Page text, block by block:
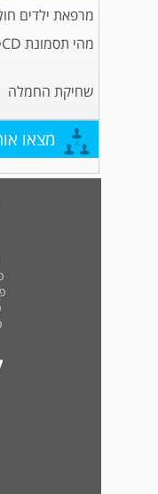
מרפאת ילדים
מהי תסמונת DCD
שחיקת החמלה
מצאו